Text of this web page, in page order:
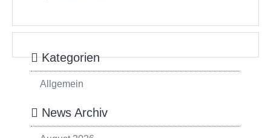
Kategorien
Allgemein
News Archiv